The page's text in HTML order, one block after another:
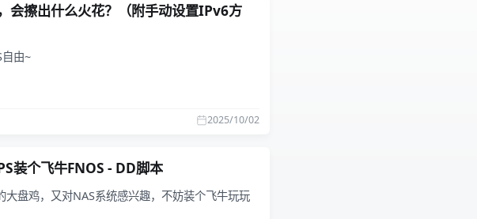
会擦出什么火花？（附手动设置IPv6方
由~
2025/10/02
装个飞牛FNOS - DD脚本
盘鸡，又对NAS系统感兴趣，不妨装个飞牛玩玩